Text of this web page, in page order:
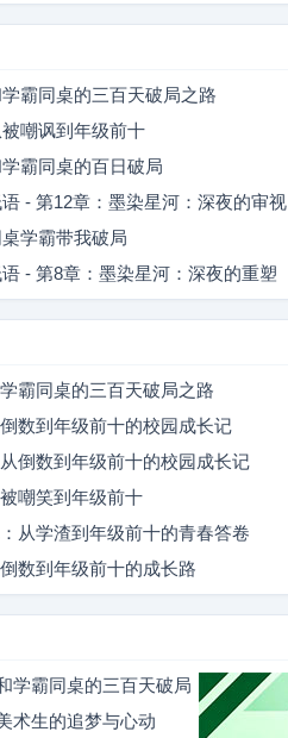
霸同桌的三百天破局之路
嘲讽到年级前十
霸同桌的百日破局
- 第12章：墨染星河：深夜的审视
学霸带我破局
- 第8章：墨染星河：深夜的重塑
霸同桌的三百天破局之路
数到年级前十的校园成长记
倒数到年级前十的校园成长记
嘲笑到年级前十
从学渣到年级前十的青春答卷
数到年级前十的成长路
学霸同桌的三百天破局
术生的追梦与心动